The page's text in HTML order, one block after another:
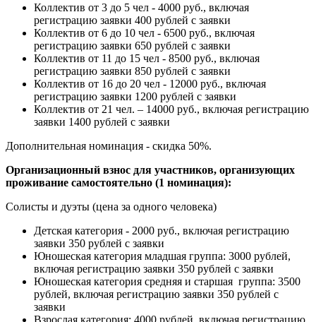
Коллектив от 3 до 5 чел - 4000 руб., включая
регистрацию заявки 400 рублей с заявки
Коллектив от 6 до 10 чел - 6500 руб., включая
регистрацию заявки 650 рублей с заявки
Коллектив от 11 до 15 чел - 8500 руб., включая
регистрацию заявки 850 рублей с заявки
Коллектив от 16 до 20 чел - 12000 руб., включая
регистрацию заявки 1200 рублей с заявки
Коллектив от 21 чел. – 14000 руб., включая регистрацию
заявки 1400 рублей с заявки
Дополнительная номинация - скидка 50%.
Организационный взнос для участников, организующих
проживание самостоятельно (1 номинация):
Солисты и дуэты (цена за одного человека)
Детская категория - 2000 руб., включая регистрацию
заявки 350 рублей с заявки
Юношеская категория младшая группа: 3000 рублей,
включая регистрацию заявки 350 рублей с заявки
Юношеская категория средняя и старшая группа: 3500
рублей, включая регистрацию заявки 350 рублей с
заявки
Взрослая категория: 4000 рублей, включая регистрацию